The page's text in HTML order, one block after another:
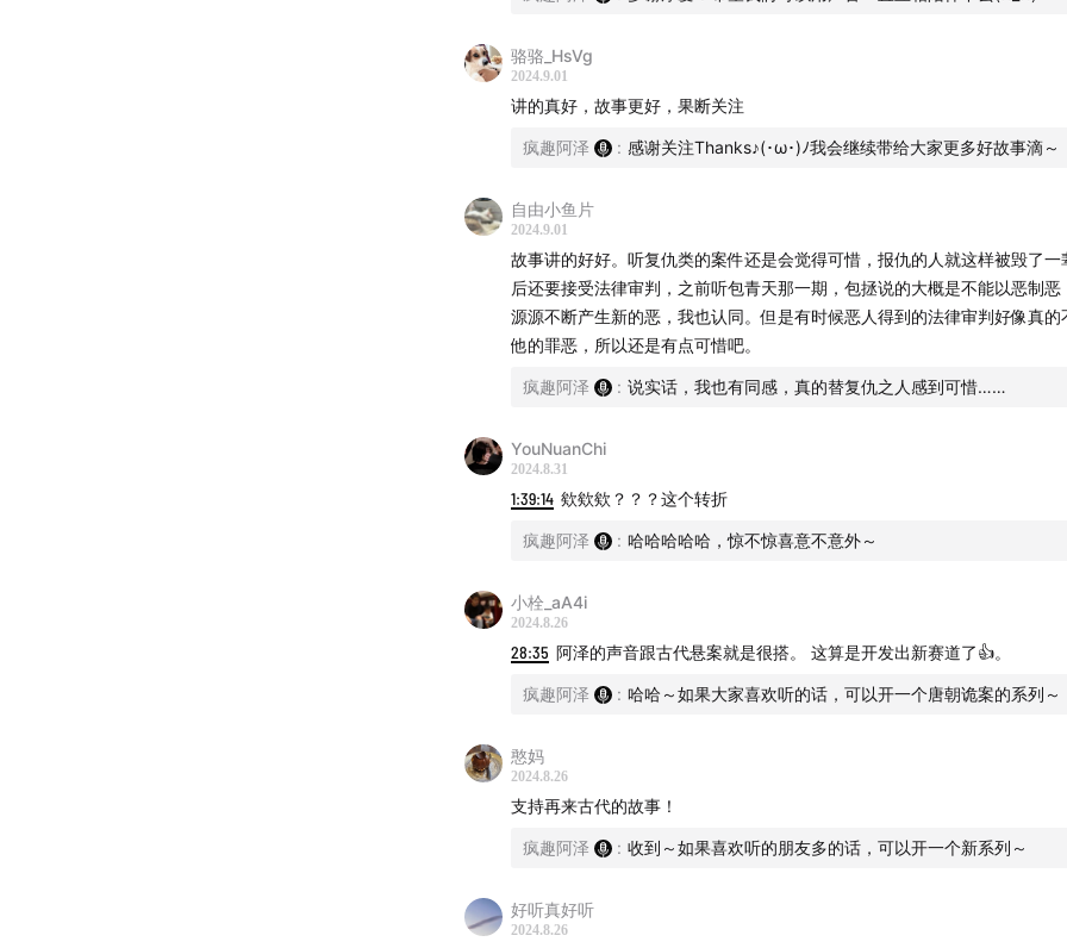
骆骆_HsVg
2024.9.01
讲的真好，故事更好，果断关注
疯趣阿泽 : 感谢关注Thanks♪(･ω･)ﾉ我会继续带给大家更多好故事滴～
自由小鱼片
2024.9.01
故事讲的好好。听复仇类的案件还是会觉得可惜，报仇的人就这样被毁了一
后还要接受法律审判，之前听包青天那一期，包拯说的大概是不能以恶制恶
源源不断产生新的恶，我也认同。但是有时候恶人得到的法律审判好像真的
他的罪恶，所以还是有点可惜吧。
疯趣阿泽 : 说实话，我也有同感，真的替复仇之人感到可惜……
YouNuanChi
2024.8.31
1:39:14 欸欸欸？？？这个转折
疯趣阿泽 : 哈哈哈哈哈，惊不惊喜意不意外～
小栓_aA4i
2024.8.26
28:35 阿泽的声音跟古代悬案就是很搭。 这算是开发出新赛道了👍。
疯趣阿泽 : 哈哈～如果大家喜欢听的话，可以开一个唐朝诡案的系列～
憨妈
2024.8.26
支持再来古代的故事！
疯趣阿泽 : 收到～如果喜欢听的朋友多的话，可以开一个新系列～
好听真好听
2024.8.26